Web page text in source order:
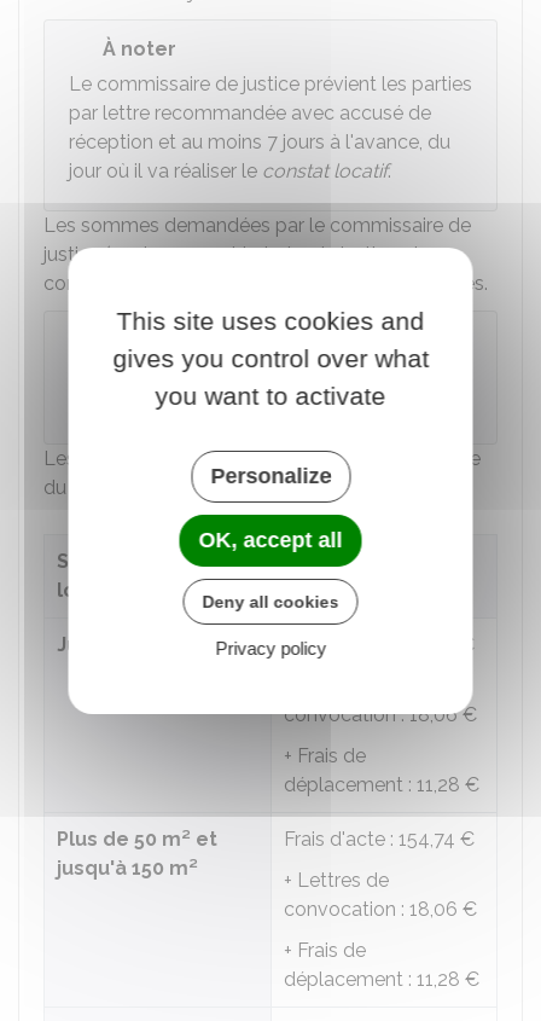
À noter
Le commissaire de justice prévient les parties
par lettre recommandée avec accusé de
réception et au moins 7 jours à l'avance, du
jour où il va réaliser le constat locatif.
Les sommes demandées par le commissaire de
justice (anciennement huissier de justice et
commissaire-priseur judiciaire) sont réglementées.
Dans certains départements d'outre-mer, le
taux TVA diffère.
Les sommes demandées varient selon la surface
du logement.
Surface du
logement
Tarif (TVA incluse)
Jusqu'à 50 m² Frais d'acte :
132,82 €
convocation :18,06 €
+ Frais de
déplacement : 11,28 €
Plus de 50 m² et
jusqu'à 150 m²
Frais d'acte : 154,74 €
+ Lettres de
convocation : 18,06 €
+ Frais de
déplacement : 11,28 €
This site uses cookies and
gives you control over what
you want to activate
Personalize
OK, accept all
Deny all cookies
Privacy policy